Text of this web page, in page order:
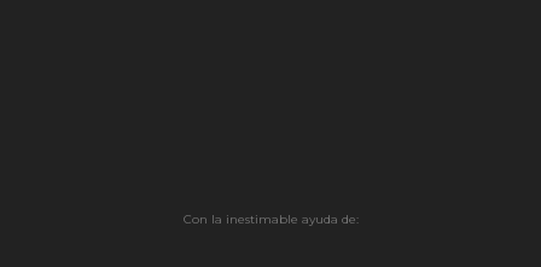
Con la inestimable ayuda de: